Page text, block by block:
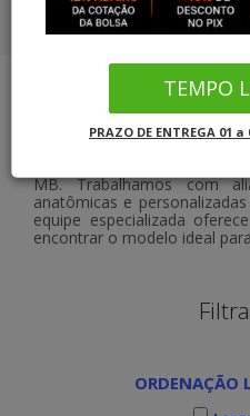
CORDÕES OURO 18K
COMBO ALIANÇAS PRATA
COMBO ALIANÇAS
COMBO ALIANÇAS
MB. Trabalhamos com
anatômicas e
equipe especializada
encontrar o modelo ideal
ORDENAÇÃO
TEMPO
PRAZO DE ENTREGA 01